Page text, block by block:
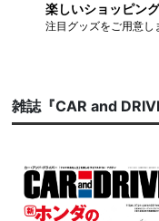
楽しいショッピン
注目グッズをご用意し
雑誌『CAR and